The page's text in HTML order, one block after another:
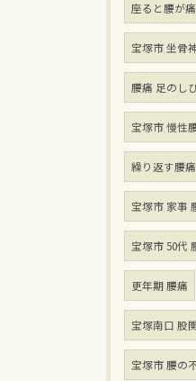
座ると腰が
宝塚市 坐骨
腰痛 足のし
宝塚市 慢性
繰り返す腰
宝塚市 家事
宝塚市 50代
更年期 腰痛
宝塚南口 股
宝塚市 腰の